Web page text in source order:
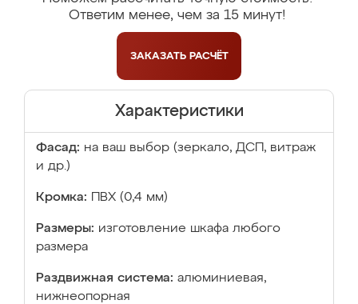
Ответим менее, чем за 15 минут!
ЗАКАЗАТЬ РАСЧЁТ
Характеристики
Фасад: на ваш выбор (зеркало, ДСП, витраж
и др.)
Кромка: ПВХ (0,4 мм)
Размеры: изготовление шкафа любого
размера
Раздвижная система: алюминиевая,
нижнеопорная